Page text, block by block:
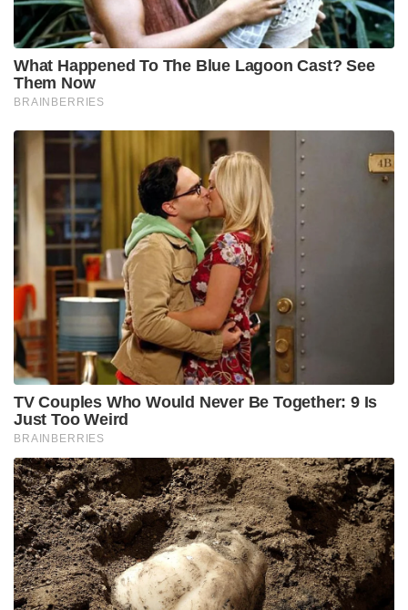
What Happened To The Blue Lagoon Cast? See
Them Now
BRAINBERRIES
TV Couples Who Would Never Be Together: 9 Is
Just Too Weird
BRAINBERRIES